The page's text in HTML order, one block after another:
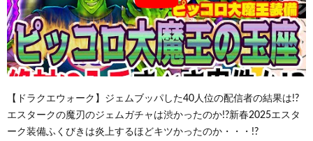
【ドラクエウォーク】ジェムブッパした40人位の配信者の結果は!?
エスタークの魔刃のジェムガチャは渋かったのか!?新春2025エスタ
ーク装備ふくびきは炎上するほどキツかったのか・・・!?